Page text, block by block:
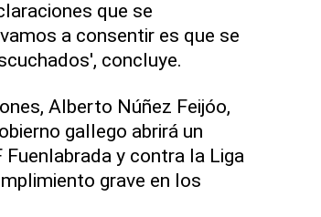
que se
a consentir es que se
concluye.
Alberto Núñez Feijóo,
gallego abrirá un
y contra la Liga
grave en los